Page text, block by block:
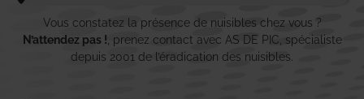
Vous constatez la présence de nuisibles chez vous ?
N’attendez pas ! , prenez contact avec AS DE PIC, spécialiste
depuis 2001 de l’éradication des nuisibles.